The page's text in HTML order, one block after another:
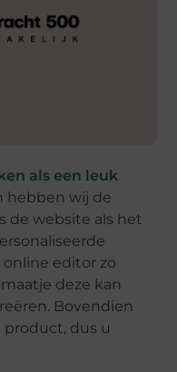
als een leuk
hebben wij de
de website als het
editor zo
deze kan
Bovendien
dus u